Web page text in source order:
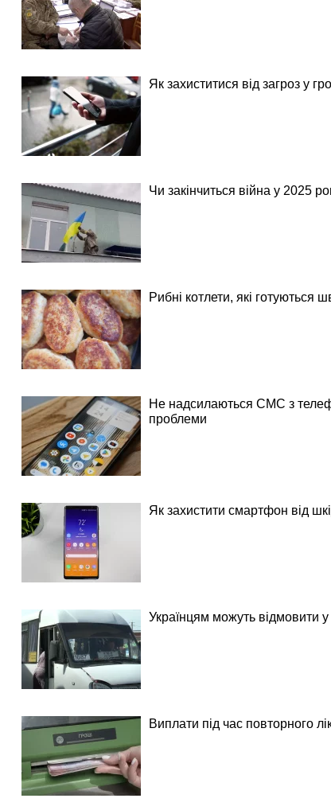
Як захиститися від загроз у
Чи закінчиться війна у 2025
Рибні котлети, які готуються
Не надсилаються СМС з
проблеми
Як захистити смартфон від
Українцям можуть відмовити
Виплати під час повторного